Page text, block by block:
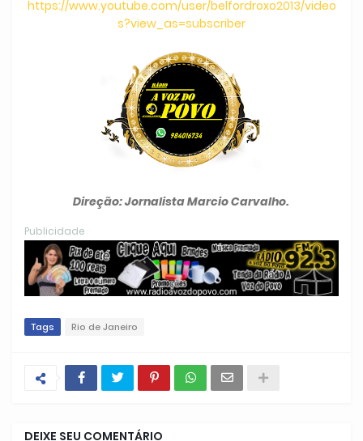
https://www.youtube.com/user/belfordroxo2013/video
s?view_as=subscriber
Direção: Jornalista Marcio Carvalho.
Publicidade
Tags Rio de Janeiro
DEIXE SEU COMENTÁRIO